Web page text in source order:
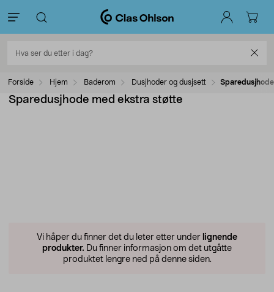
Forside Hjem Baderom Dusjhoder og dusjsett
Sparedusjhode med ekstra støtte
Vi håper du finner det du leter etter under lignende
produkter. Du finner informasjon om det utgåtte
produktet lengre ned på denne siden.